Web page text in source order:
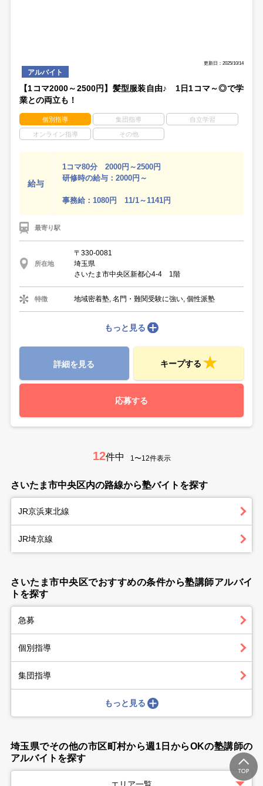
更新日：2025/10/14
アルバイト
【1コマ2000～2500円】髪型服装自由♪ 1日1コマ～◎で学
業との両立も！
個別指導 集団指導 自立学習
オンライン指導 その他
給与
1コマ80分 2000円～2500円
研修時の給与：2000円～
事務給：1080円 11/1～1141円
最寄り駅
所在地
〒330-0081
埼玉県
さいたま市中央区新都心4-4 1階
特徴 地域密着塾, 名門・難関受験に強い, 個性派塾
もっと見る
詳細を見る キープする
応募する
12件中 1〜12件表示
さいたま市中央区内の路線から塾バイトを探す
JR京浜東北線
JR埼京線
さいたま市中央区でおすすめの条件から塾講師アルバイ
トを探す
急募
個別指導
集団指導
もっと見る
埼玉県でその他の市区町村から週1日からOKの塾講師の
アルバイトを探す